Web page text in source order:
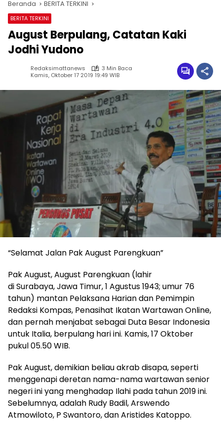
Beranda BERITA TERKINI
BERITA TERKINI
August Berpulang, Catatan Kaki
Jodhi Yudono
Redaksimattanews
3 Min Baca
Kamis, Oktober 17 2019 19:49 WIB
“Selamat Jalan Pak August Parengkuan”
Pak August, August Parengkuan (lahir
di Surabaya, Jawa Timur, 1 Agustus 1943; umur 76
tahun) mantan Pelaksana Harian dan Pemimpin
Redaksi Kompas, Penasihat Ikatan Wartawan Online,
dan pernah menjabat sebagai Duta Besar Indonesia
untuk Italia, berpulang hari ini. Kamis, 17 Oktober
pukul 05.50 WIB.
Pak August, demikian beliau akrab disapa, seperti
menggenapi deretan nama-nama wartawan senior
negeri ini yang menghadap Ilahi pada tahun 2019 ini.
Sebelumnya, adalah Rudy Badil, Arswendo
Atmowiloto, P Swantoro, dan Aristides Katoppo.